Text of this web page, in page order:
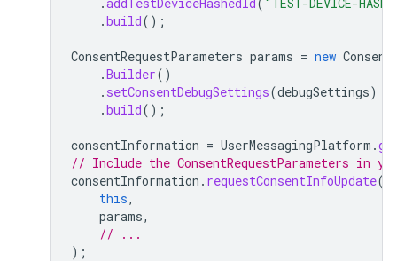
.build();
ConsentRequestParameters params = new
.Builder()
. setConsentDebugSettings(debugSettings)
.build();
consentInformation = UserMessagingPlatform .
// Include the ConsentRequestParameters in
consentInformation . requestConsentInfoUpdate(
this,
params,
// ...
);